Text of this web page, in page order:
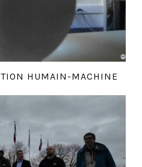
HUMAIN-MACHINE